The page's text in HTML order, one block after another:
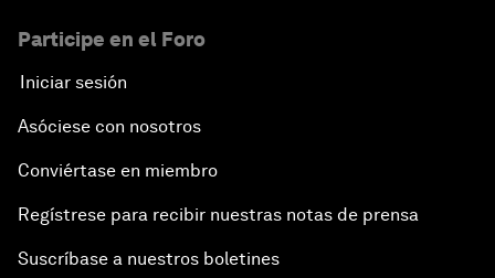
Participe en el Foro
Iniciar sesión
Asóciese con nosotros
Conviértase en miembro
Regístrese para recibir nuestras notas de prensa
Suscríbase a nuestros boletines